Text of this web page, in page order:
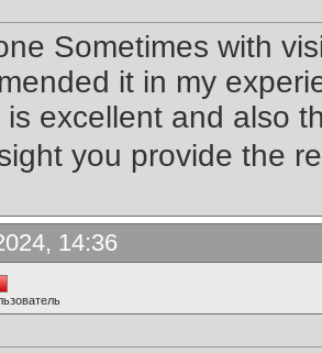
Sometimes with
it in my
is excellent and also
you provide the
14:36